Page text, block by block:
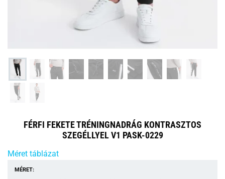
FÉRFI FEKETE TRÉNINGNADRÁG KONTRASZTOS
SZEGÉLLYEL V1 PASK-0229
Méret táblázat
MÉRET: